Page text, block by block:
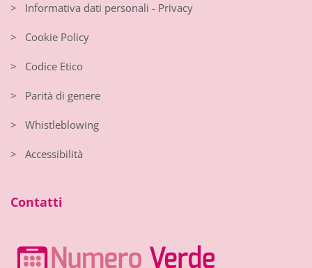
> Informativa dati personali - Privacy
> Cookie Policy
> Codice Etico
> Parità di genere
> Whistleblowing
> Accessibilità
Contatti